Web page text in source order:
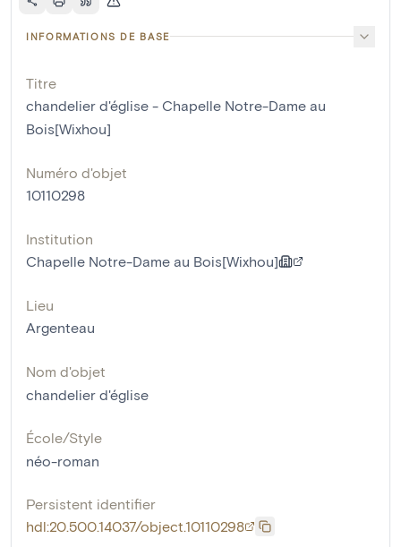
INFORMATIONS DE BASE
Titre
chandelier d'église - Chapelle Notre-Dame au
Bois[Wixhou]
Numéro d'objet
10110298
Institution
Chapelle Notre-Dame au Bois[Wixhou]
Lieu
Argenteau
Nom d'objet
chandelier d'église
École/Style
néo-roman
Persistent identifier
hdl:20.500.14037/object.10110298